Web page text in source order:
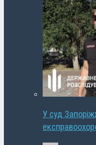
У суд